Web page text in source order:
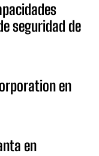
seguridad de
en
en